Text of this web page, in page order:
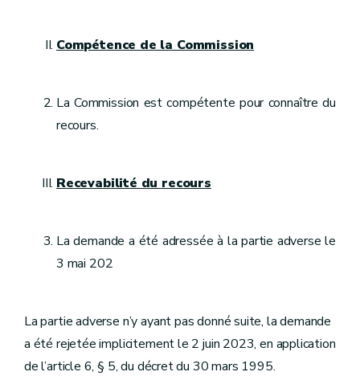
Compétence de la Commission
La Commission est compétente pour connaître du
recours.
Recevabilité du recours
La demande a été adressée à la partie adverse le
3 mai 202
La partie adverse n’y ayant pas donné suite, la demande
a été rejetée implicitement le 2 juin 2023, en application
de l’article 6, § 5, du décret du 30 mars 1995.